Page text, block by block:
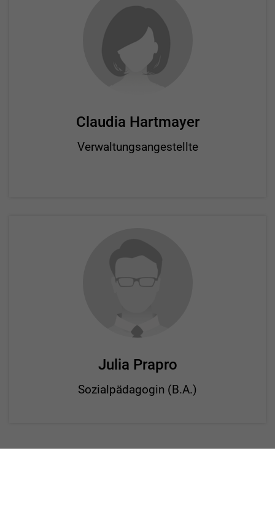
Claudia Hartmayer
Verwaltungsangestellte
Julia Prapro
Sozialpädagogin (B.A.)